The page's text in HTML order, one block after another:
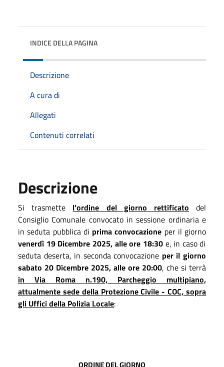
INDICE DELLA PAGINA
Descrizione
A cura di
Allegati
Contenuti correlati
Descrizione
Si trasmette l’ordine del giorno rettificato del
Consiglio Comunale convocato in sessione ordinaria e
in seduta pubblica di prima convocazione per il giorno
venerdì 19 Dicembre 2025, alle ore 18:30e, in caso di
seduta deserta, in seconda convocazione per il giorno
sabato 20 Dicembre 2025, alle ore 20:00, che si terrà
in Via Roma n.190, Parcheggio multipiano,
attualmente sede della Protezione Civile - COC, sopra
gli Uffici della Polizia Locale:
ORDINE DEL GIORNO